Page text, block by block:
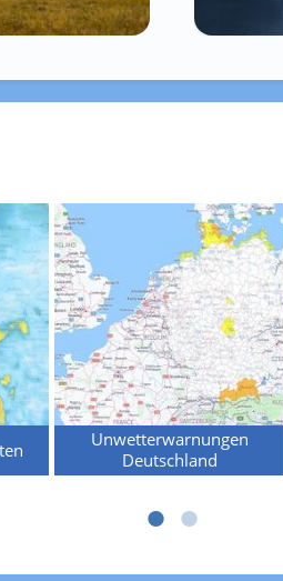
Unwetterwarnungen
Deutschland